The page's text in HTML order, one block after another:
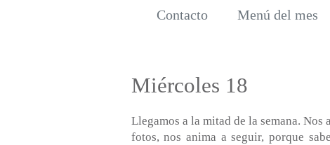
Contacto Menú del mes
Miércoles 18
Llegamos a la mitad de la semana.
fotos, nos anima a seguir, porque